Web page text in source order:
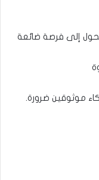
إلى فرصة ضائعة
موثوقين ضرورة.